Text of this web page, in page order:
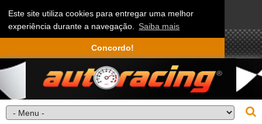
Este site utiliza cookies para entregar uma melhor
experiência durante a navegação. Saiba mais
Concordo!